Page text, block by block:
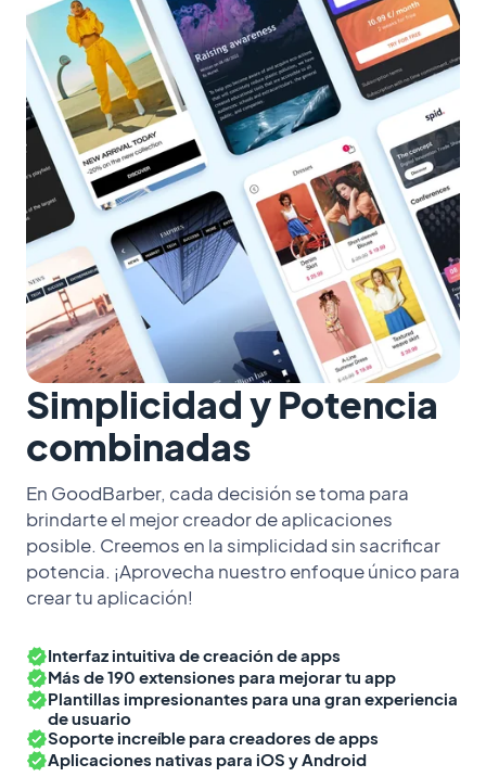
Simplicidad y Potencia
combinadas
En GoodBarber, cada decisión se toma para
brindarte el mejor creador de aplicaciones
posible. Creemos en la simplicidad sin sacrificar
potencia. ¡Aprovecha nuestro enfoque único para
crear tu aplicación!
Interfaz intuitiva de creación de apps
Más de 190 extensiones para mejorar tu app
Plantillas impresionantes para una gran experiencia
de usuario
Soporte increíble para creadores de apps
Aplicaciones nativas para iOS y Android